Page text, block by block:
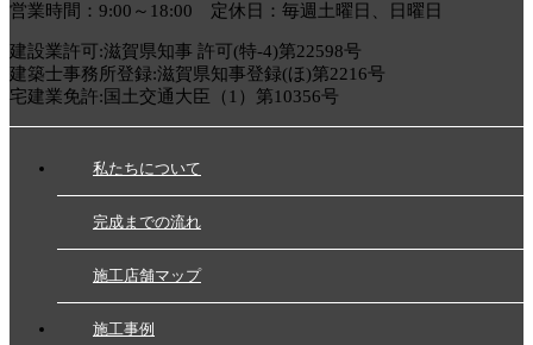
営業時間：9:00～18:00 定休日：毎週土曜日、日曜日
建設業許可:滋賀県知事 許可(特-4)第22598号
建築士事務所登録:滋賀県知事登録(ほ)第2216号
宅建業免許:国土交通大臣（1）第10356号
私たちについて
完成までの流れ
施工店舗マップ
施工事例